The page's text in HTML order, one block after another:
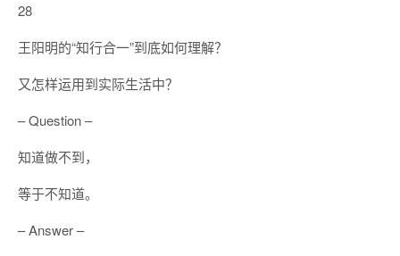
28
王阳明的“知行合一”到底如何理解？
又怎样运用到实际生活中？
– Question –
知道做不到，
等于不知道。
– Answer –